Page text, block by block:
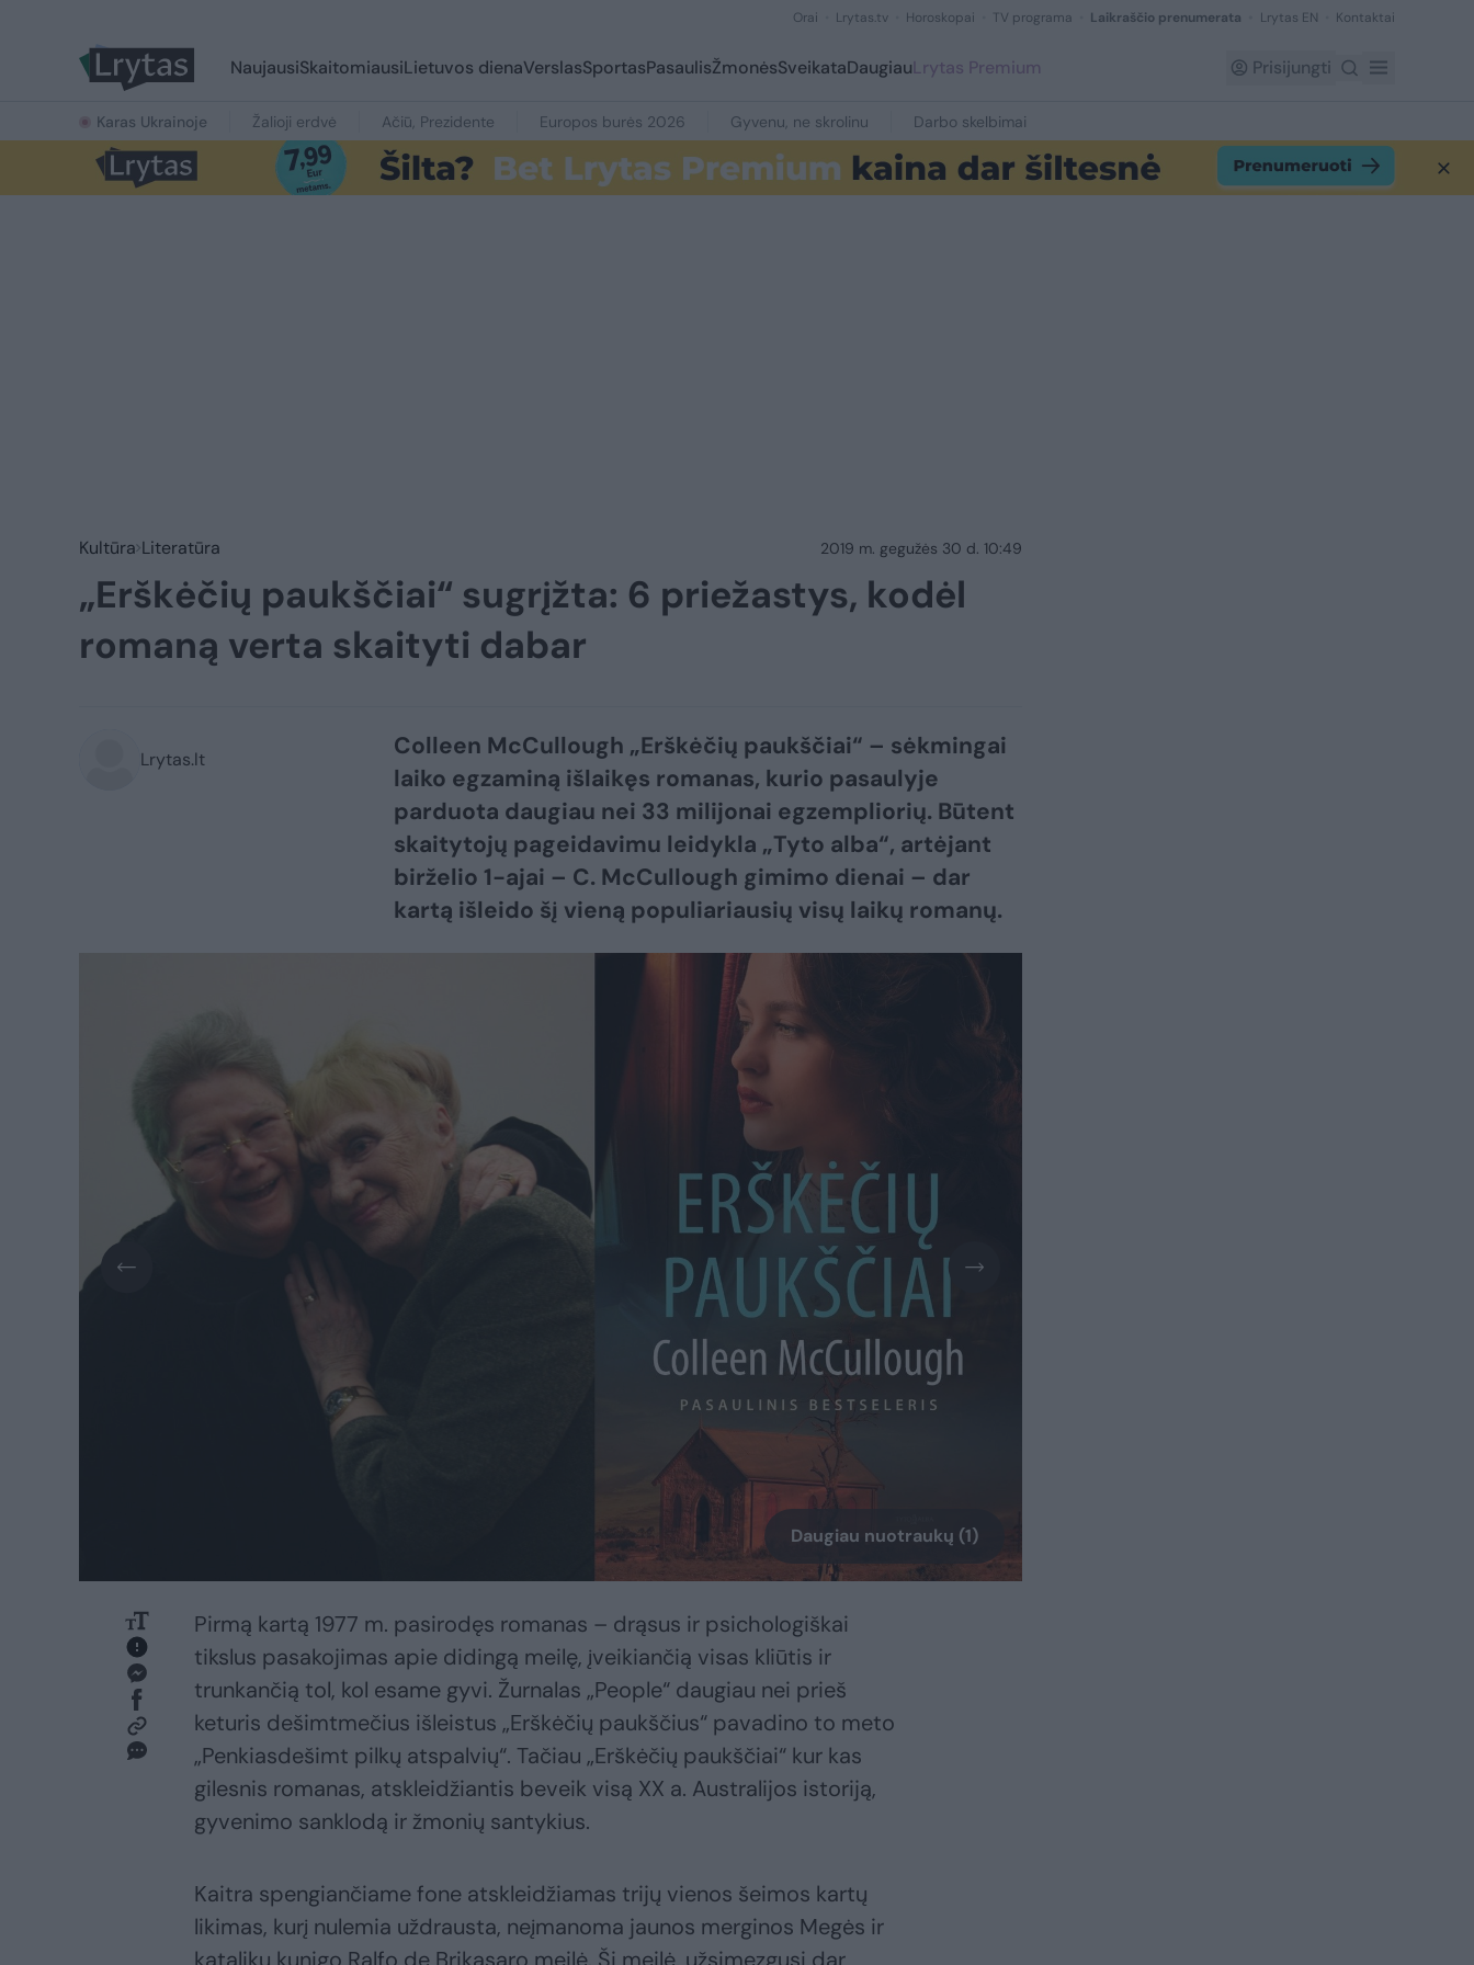
Orai Lrytas.tv Horoskopai TV programa Laikraščio prenumerata Lrytas EN Kontaktai
NaujausiSkaitomiausiLietuvos dienaVerslasSportasPasaulisŽmonėsSveikataDaugiauLrytas Premium Prisijungti
Karas Ukrainoje Žalioji erdvė Ačiū, Prezidente Europos burės 2026 Gyvenu, ne skrolinu Darbo skelbimai
Kultūra Literatūra 2019 m. gegužės 30 d. 10:49
„Erškėčių paukščiai“ sugrįžta: 6 priežastys, kodėl
romaną verta skaityti dabar
Lrytas.lt
Colleen McCullough „Erškėčių paukščiai“ – sėkmingai
laiko egzaminą išlaikęs romanas, kurio pasaulyje
parduota daugiau nei 33 milijonai egzempliorių. Būtent
skaitytojų pageidavimu leidykla „Tyto alba“, artėjant
birželio 1-ajai – C. McCullough gimimo dienai – dar
kartą išleido šį vieną populiariausių visų laikų romanų.
Daugiau nuotraukų (1)
Pirmą kartą 1977 m. pasirodęs romanas – drąsus ir psichologiškai
tikslus pasakojimas apie didingą meilę, įveikiančią visas kliūtis ir
trunkančią tol, kol esame gyvi. Žurnalas „People“ daugiau nei prieš
keturis dešimtmečius išleistus „Erškėčių paukščius“ pavadino to meto
„Penkiasdešimt pilkų atspalvių“. Tačiau „Erškėčių paukščiai“ kur kas
gilesnis romanas, atskleidžiantis beveik visą XX a. Australijos istoriją,
gyvenimo sanklodą ir žmonių santykius.
Kaitra spengiančiame fone atskleidžiamas trijų vienos šeimos kartų
likimas, kurį nulemia uždrausta, neįmanoma jaunos merginos Megės ir